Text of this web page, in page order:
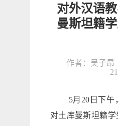
对外汉语
曼斯坦籍
作者：吴子昂
21
5月20日下
对土库曼斯坦籍